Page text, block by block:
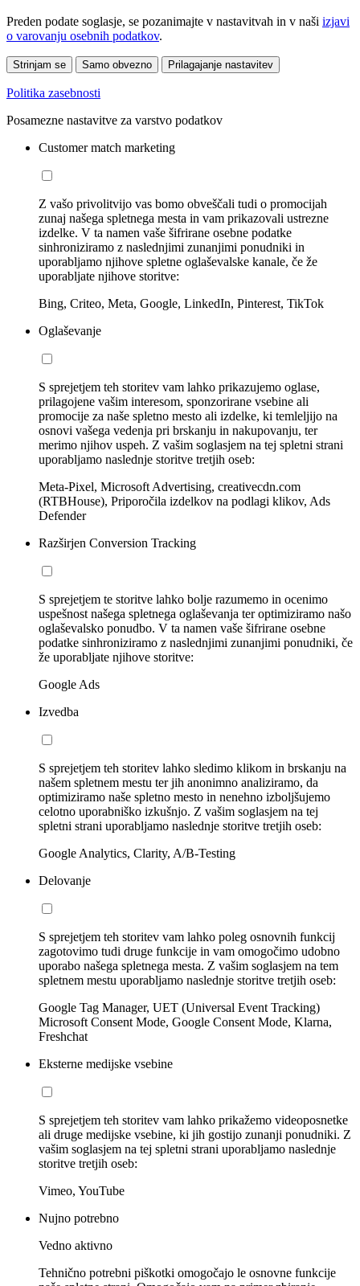
Preden podate soglasje, se pozanimajte v nastavitvah in v naši izjavi
o varovanju osebnih podatkov.
Strinjam se Samo obvezno Prilagajanje nastavitev
Politika zasebnosti
Posamezne nastavitve za varstvo podatkov
Customer match marketing
Z vašo privolitvijo vas bomo obveščali tudi o promocijah
zunaj našega spletnega mesta in vam prikazovali ustrezne
izdelke. V ta namen vaše šifrirane osebne podatke
sinhroniziramo z naslednjimi zunanjimi ponudniki in
uporabljamo njihove spletne oglaševalske kanale, če že
uporabljate njihove storitve:
Bing, Criteo, Meta, Google, LinkedIn, Pinterest, TikTok
Oglaševanje
S sprejetjem teh storitev vam lahko prikazujemo oglase,
prilagojene vašim interesom, sponzorirane vsebine ali
promocije za naše spletno mesto ali izdelke, ki temleljijo na
osnovi vašega vedenja pri brskanju in nakupovanju, ter
merimo njihov uspeh. Z vašim soglasjem na tej spletni strani
uporabljamo naslednje storitve tretjih oseb:
Meta-Pixel, Microsoft Advertising, creativecdn.com
(RTBHouse), Priporočila izdelkov na podlagi klikov, Ads
Defender
Razširjen Conversion Tracking
S sprejetjem te storitve lahko bolje razumemo in ocenimo
uspešnost našega spletnega oglaševanja ter optimiziramo našo
oglaševalsko ponudbo. V ta namen vaše šifrirane osebne
podatke sinhroniziramo z naslednjimi zunanjimi ponudniki, če
že uporabljate njihove storitve:
Google Ads
Izvedba
S sprejetjem teh storitev lahko sledimo klikom in brskanju na
našem spletnem mestu ter jih anonimno analiziramo, da
optimiziramo naše spletno mesto in nenehno izboljšujemo
celotno uporabniško izkušnjo. Z vašim soglasjem na tej
spletni strani uporabljamo naslednje storitve tretjih oseb:
Google Analytics, Clarity, A/B-Testing
Delovanje
S sprejetjem teh storitev vam lahko poleg osnovnih funkcij
zagotovimo tudi druge funkcije in vam omogočimo udobno
uporabo našega spletnega mesta. Z vašim soglasjem na tem
spletnem mestu uporabljamo naslednje storitve tretjih oseb:
Google Tag Manager, UET (Universal Event Tracking)
Microsoft Consent Mode, Google Consent Mode, Klarna,
Freshchat
Eksterne medijske vsebine
S sprejetjem teh storitev vam lahko prikažemo videoposnetke
ali druge medijske vsebine, ki jih gostijo zunanji ponudniki. Z
vašim soglasjem na tej spletni strani uporabljamo naslednje
storitve tretjih oseb:
Vimeo, YouTube
Nujno potrebno
Vedno aktivno
Tehnično potrebni piškotki omogočajo le osnovne funkcije